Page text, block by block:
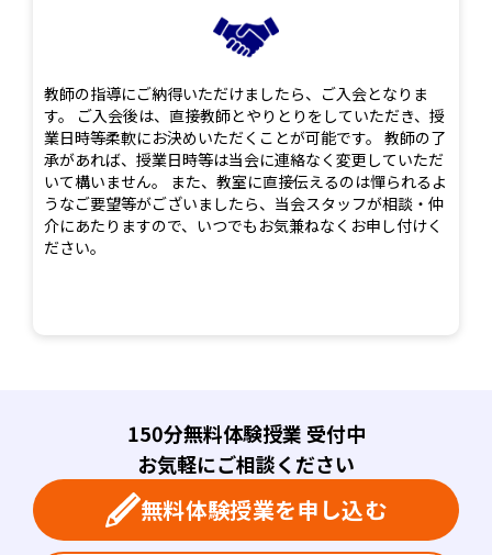
教師の指導にご納得いただけましたら、ご入会となりま
す。 ご入会後は、直接教師とやりとりをしていただき、授
業日時等柔軟にお決めいただくことが可能です。 教師の了
承があれば、授業日時等は当会に連絡なく変更していただ
いて構いません。 また、教室に直接伝えるのは憚られるよ
うなご要望等がございましたら、当会スタッフが相談・仲
介にあたりますので、いつでもお気兼ねなくお申し付けく
ださい。
150分無料体験授業 受付中
お気軽にご相談ください
無料体験授業を申し込む